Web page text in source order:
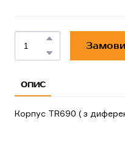
ОПИС
Корпус TR690 ( з